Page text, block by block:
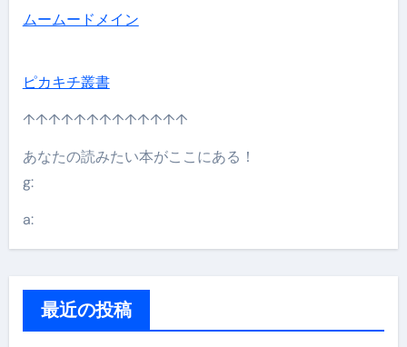
ムームードメイン
ピカキチ叢書
↑↑↑↑↑↑↑↑↑↑↑↑↑
あなたの読みたい本がここにある！
g:
a:
最近の投稿